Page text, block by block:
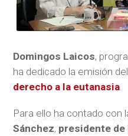
Domingos Laicos,
ha dedicado la emisión
derecho a la eutanasia
Para ello ha contado con
Sánchez, presidente de